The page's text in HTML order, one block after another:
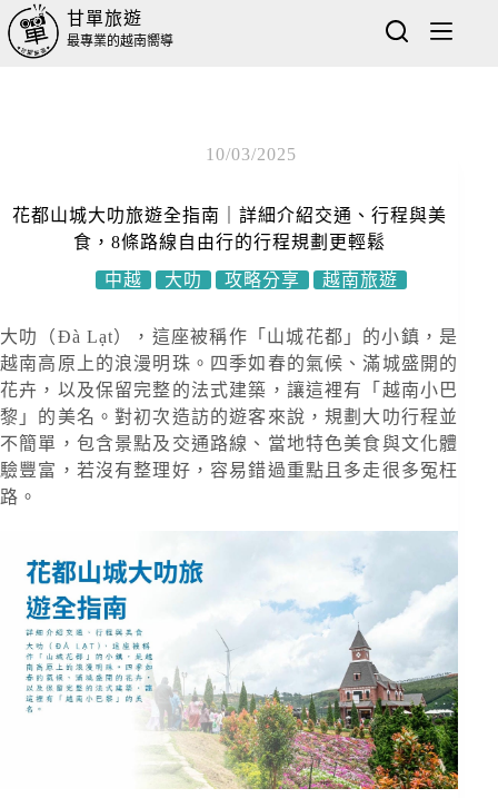
甘單旅遊
最專業的越南嚮導
10/03/2025
花都山城大叻旅遊全指南｜詳細介紹交通、行程與美
食，8條路線自由行的行程規劃更輕鬆
中越
大叻 攻略分享 越南旅遊
大叻（Đà Lạt），這座被稱作「山城花都」的小鎮，是
越南高原上的浪漫明珠。四季如春的氣候、滿城盛開的
花卉，以及保留完整的法式建築，讓這裡有「越南小巴
黎」的美名。對初次造訪的遊客來說，規劃大叻行程並
不簡單，包含景點及交通路線、當地特色美食與文化體
驗豐富，若沒有整理好，容易錯過重點且多走很多冤枉
路。